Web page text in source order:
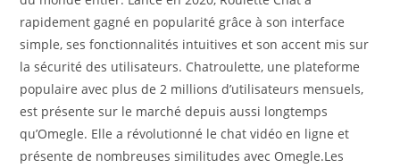
rapidement gagné en popularité grâce à son interface
simple, ses fonctionnalités intuitives et son accent mis sur
la sécurité des utilisateurs. Chatroulette, une plateforme
populaire avec plus de 2 millions d’utilisateurs mensuels,
est présente sur le marché depuis aussi longtemps
qu’Omegle. Elle a révolutionné le chat vidéo en ligne et
présente de nombreuses similitudes avec Omegle.Les